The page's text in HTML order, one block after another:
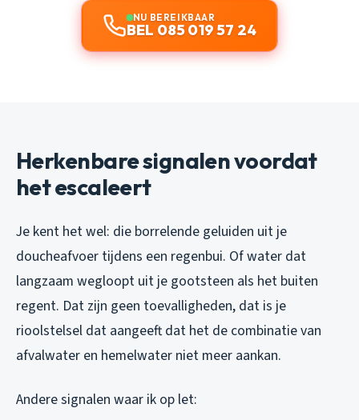
NU BEREIKBAAR
BEL 085 019 57 24
Herkenbare signalen voordat
het escaleert
Je kent het wel: die borrelende geluiden uit je
doucheafvoer tijdens een regenbui. Of water dat
langzaam wegloopt uit je gootsteen als het buiten
regent. Dat zijn geen toevalligheden, dat is je
rioolstelsel dat aangeeft dat het de combinatie van
afvalwater en hemelwater niet meer aankan.
Andere signalen waar ik op let: